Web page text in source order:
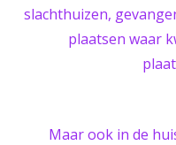
slachthuizen,
plaatsen waar
Maar ook in de